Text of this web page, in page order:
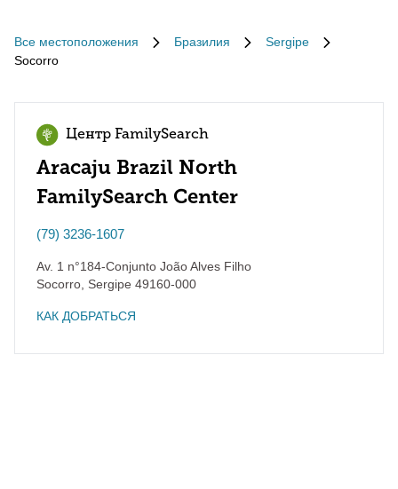
Все местоположения Бразилия
Sergipe
Socorro
Центр FamilySearch
Aracaju Brazil North
FamilySearch Center
(79) 3236-1607
Av. 1 n°184-Conjunto João Alves Filho
Socorro Sergipe 49160-000
КАК ДОБРАТЬСЯ